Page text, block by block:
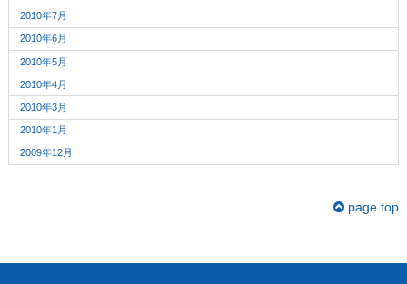
2010年7月
2010年6月
2010年5月
2010年4月
2010年3月
2010年1月
2009年12月
page top